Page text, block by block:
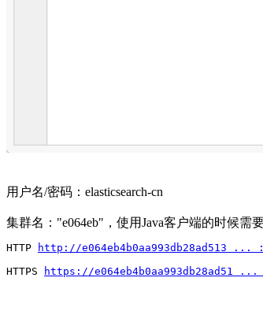
用户名/密码：elasticsearch-cn
集群名："e064eb"，使用Java客户端的时候需
HTTP
http://e064eb4b0aa993db28ad513 ...
HTTPS
https://e064eb4b0aa993db28ad51 ...